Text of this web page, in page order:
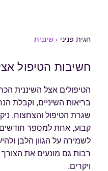
חגית פניני › שיננית
חשיבות הטיפול
הטיפולים אצל השיננית
בריאות השיניים, וקבלת
שגרת הטיפול והצחצוח.
קבוע, אחת למספר
לשמירה על הגוון הלבן
רבות גם מונעים את הצורך
ויקרים.